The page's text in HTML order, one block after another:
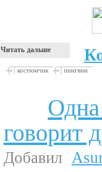
Читать дальше
костюмчик пингвин
говорит
Добавил